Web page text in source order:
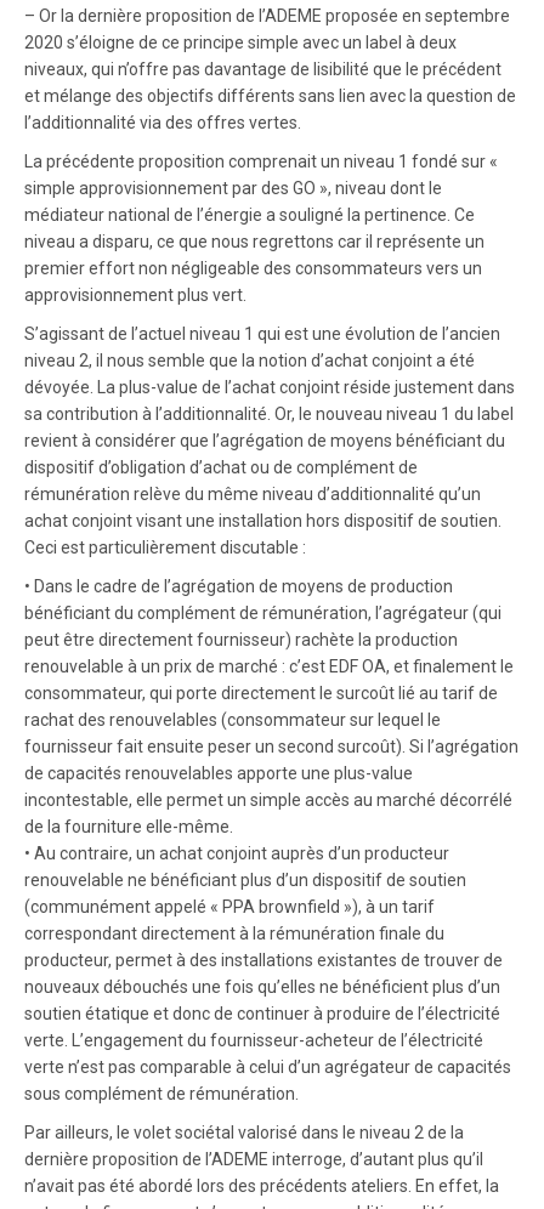
– Or la dernière proposition de l’ADEME proposée en septembre
2020 s’éloigne de ce principe simple avec un label à deux
niveaux, qui n’offre pas davantage de lisibilité que le précédent
et mélange des objectifs différents sans lien avec la question de
l’additionnalité via des offres vertes.
La précédente proposition comprenait un niveau 1 fondé sur «
simple approvisionnement par des GO », niveau dont le
médiateur national de l’énergie a souligné la pertinence. Ce
niveau a disparu, ce que nous regrettons car il représente un
premier effort non négligeable des consommateurs vers un
approvisionnement plus vert.
S’agissant de l’actuel niveau 1 qui est une évolution de l’ancien
niveau 2, il nous semble que la notion d’achat conjoint a été
dévoyée. La plus-value de l’achat conjoint réside justement dans
sa contribution à l’additionnalité. Or, le nouveau niveau 1 du label
revient à considérer que l’agrégation de moyens bénéficiant du
dispositif d’obligation d’achat ou de complément de
rémunération relève du même niveau d’additionnalité qu’un
achat conjoint visant une installation hors dispositif de soutien.
Ceci est particulièrement discutable :
• Dans le cadre de l’agrégation de moyens de production
bénéficiant du complément de rémunération, l’agrégateur (qui
peut être directement fournisseur) rachète la production
renouvelable à un prix de marché : c’est EDF OA, et finalement le
consommateur, qui porte directement le surcoût lié au tarif de
rachat des renouvelables (consommateur sur lequel le
fournisseur fait ensuite peser un second surcoût). Si l’agrégation
de capacités renouvelables apporte une plus-value
incontestable, elle permet un simple accès au marché décorrélé
de la fourniture elle-même.
• Au contraire, un achat conjoint auprès d’un producteur
renouvelable ne bénéficiant plus d’un dispositif de soutien
(communément appelé « PPA brownfield »), à un tarif
correspondant directement à la rémunération finale du
producteur, permet à des installations existantes de trouver de
nouveaux débouchés une fois qu’elles ne bénéficient plus d’un
soutien étatique et donc de continuer à produire de l’électricité
verte. L’engagement du fournisseur-acheteur de l’électricité
verte n’est pas comparable à celui d’un agrégateur de capacités
sous complément de rémunération.
Par ailleurs, le volet sociétal valorisé dans le niveau 2 de la
dernière proposition de l’ADEME interroge, d’autant plus qu’il
n’avait pas été abordé lors des précédents ateliers. En effet, la